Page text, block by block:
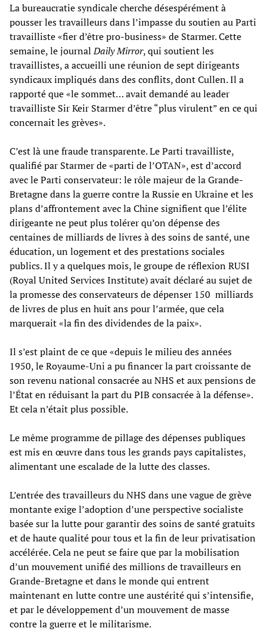
La bureaucratie syndicale cherche désespérément à
pousser les travailleurs dans l’impasse du soutien au Parti
travailliste «fier d’être pro-business» de Starmer. Cette
semaine, le journalDaily Mirror, qui soutient les
travaillistes, a accueilli une réunion de sept dirigeants
syndicaux impliqués dans des conflits, dont Cullen. Il a
rapporté que «le sommet… avait demandé au leader
travailliste Sir Keir Starmer d’être “plus virulent” en ce qui
concernait les grèves».
C’est là une fraude transparente. Le Parti travailliste,
qualifié par Starmer de «parti de l’OTAN», est d’accord
avec le Parti conservateur: le rôle majeur de la Grande-
Bretagne dans la guerre contre la Russie en Ukraine et les
plans d’affrontement avec la Chine signifient que l’élite
dirigeante ne peut plus tolérer qu’on dépense des
centaines de milliards de livres à des soins de santé, une
éducation, un logement et des prestations sociales
publics. Il y a quelques mois, le groupe de réflexion RUSI
(Royal United Services Institute) avait déclaré au sujet de
la promesse des conservateurs de dépenser 150 milliards
de livres de plus en huit ans pour l’armée, que cela
marquerait «la fin des dividendes de la paix».
Il s’est plaint de ce que «depuis le milieu des années
1950, le Royaume-Uni a pu financer la part croissante de
son revenu national consacrée au NHS et aux pensions de
l’État en réduisant la part du PIB consacrée à la défense».
Et cela n’était plus possible.
Le même programme de pillage des dépenses publiques
est mis en œuvre dans tous les grands pays capitalistes,
alimentant une escalade de la lutte des classes.
L’entrée des travailleurs du NHS dans une vague de grève
montante exige l’adoption d’une perspective socialiste
basée sur la lutte pour garantir des soins de santé gratuits
et de haute qualité pour tous et la fin de leur privatisation
accélérée. Cela ne peut se faire que par la mobilisation
d’un mouvement unifié des millions de travailleurs en
Grande-Bretagne et dans le monde qui entrent
maintenant en lutte contre une austérité qui s’intensifie,
et par le développement d’un mouvement de masse
contre la guerre et le militarisme.